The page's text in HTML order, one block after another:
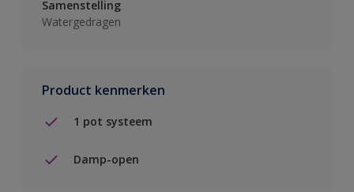
Samenstelling
Watergedragen
Product kenmerken
1 pot systeem
Damp-open